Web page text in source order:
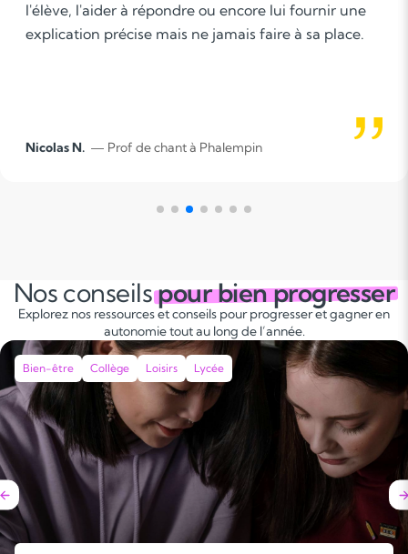
l'élève, l'aider à répondre ou encore lui fournir une
explication précise mais ne jamais faire à sa place.
Nicolas N.— Prof de chant à Phalempin
Nos conseilspour bien progresser
Explorez nos ressources et conseils pour progresser et gagner en
autonomie tout au long de l’année.
Bien-être Collège Loisirs Lycée